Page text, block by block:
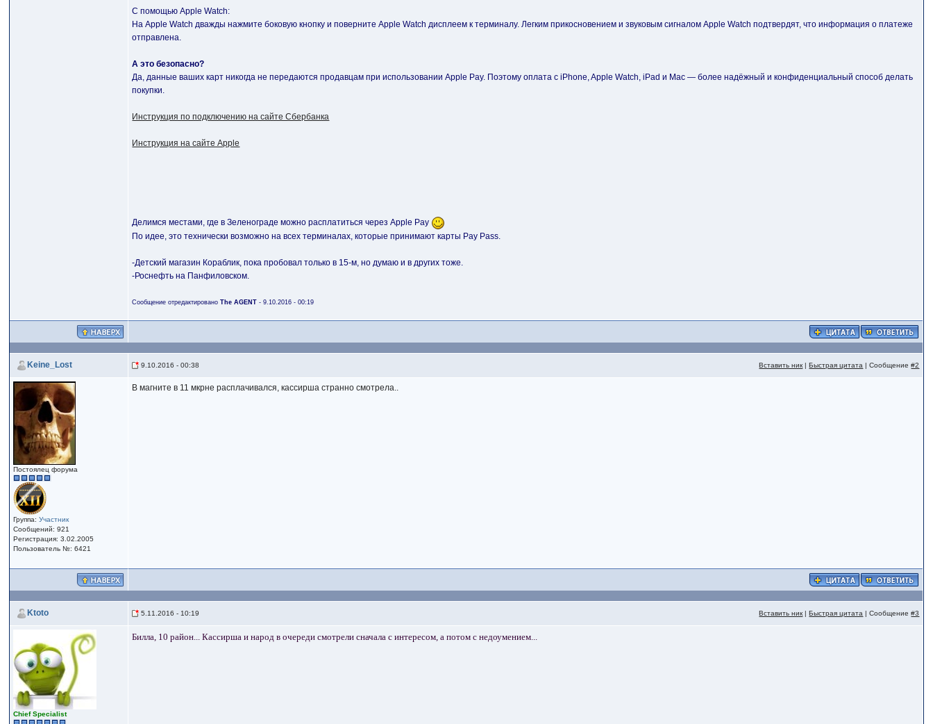
C помощью Apple Watch:
На Apple Watch дважды нажмите боковую кнопку и поверните Apple Watch дисплеем к терминалу. Легким прикосновением и звуковым сигналом Apple Watch подтвердят, что информация о платеже
отправлена.
А это безопасно?
Да, данные ваших карт никогда не передаются продавцам при использовании Apple Pay. Поэтому оплата с iPhone, Apple Watch, iPad и Mac — более надёжный и конфиденциальный способ делать
покупки.
Инструкция по подключению на сайте Сбербанка
Инструкция на сайте Apple
Делимся местами, где в Зеленограде можно расплатиться через Apple Pay
По идее, это технически возможно на всех терминалах, которые принимают карты Pay Pass.
-Детский магазин Кораблик, пока пробовал только в 15-м, но думаю и в других тоже.
-Роснефть на Панфиловском.
Сообщение отредактированоThe AGENT - 9.10.2016 - 00:19
Keine_Lost 9.10.2016 - 00:38 Вставить ник |Быстрая цитата | Сообщение#2
Постоялец форума
Группа:Участник
Сообщений: 921
Регистрация: 3.02.2005
Пользователь №: 6421
В магните в 11 мкрне расплачивался, кассирша странно смотрела..
Ktoto 5.11.2016 - 10:19 Вставить ник |Быстрая цитата | Сообщение#3
Сhief Specialist
Билла, 10 район... Кассирша и народ в очереди смотрели сначала с интересом, а потом с недоумением...